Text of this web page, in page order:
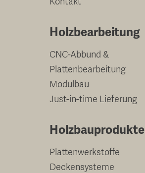
Holzbearbeitung
CNC-Abbund &
Plattenbearbeitung
Modulbau
Just-in-time Lieferung
Holzbauprodukte
Plattenwerkstoffe
Deckensysteme